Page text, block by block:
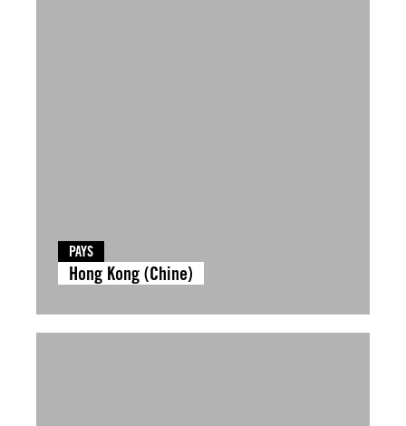
PAYS
Hong Kong (Chine)